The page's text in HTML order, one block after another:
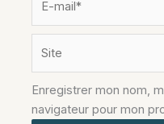
Enregistrer mon nom,
navigateur pour mon